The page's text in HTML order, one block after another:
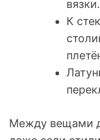
вязки.
К
Между вещами